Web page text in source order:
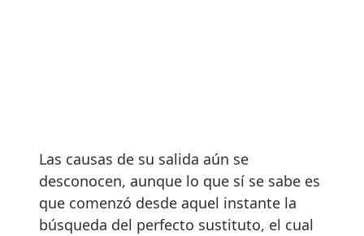
Las causas de su salida aún se
desconocen, aunque lo que sí se sabe es
que comenzó desde aquel instante la
búsqueda del perfecto sustituto, el cual